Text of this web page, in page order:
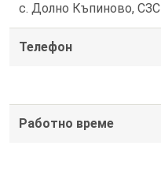
с. Долно Къпиново, СЗС
Телефон
Работно време